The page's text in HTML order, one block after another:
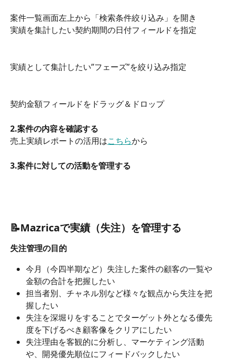
案件一覧画面左上から「検索条件絞り込み」を開き
実績を集計したい契約期間の日付フィールドを指定
実績として集計したい”フェーズ”を絞り込み指定
契約金額フィールドをドラッグ＆ドロップ
2.案件の内容を確認する
売上実績レポートの活用はこちらから
3.案件に対しての活動を管理する
📝Mazricaで実績（失注）を管理する
失注管理の目的
今月（今四半期など）失注した案件の顧客の一覧や
金額の合計を把握したい
担当者別、チャネル別など様々な観点から失注を把
握したい
失注を深堀りをすることでターゲット外となる優先
度を下げるべき顧客像をクリアにしたい
失注理由を客観的に分析し、マーケティング活動
や、開発優先順位にフィードバックしたい